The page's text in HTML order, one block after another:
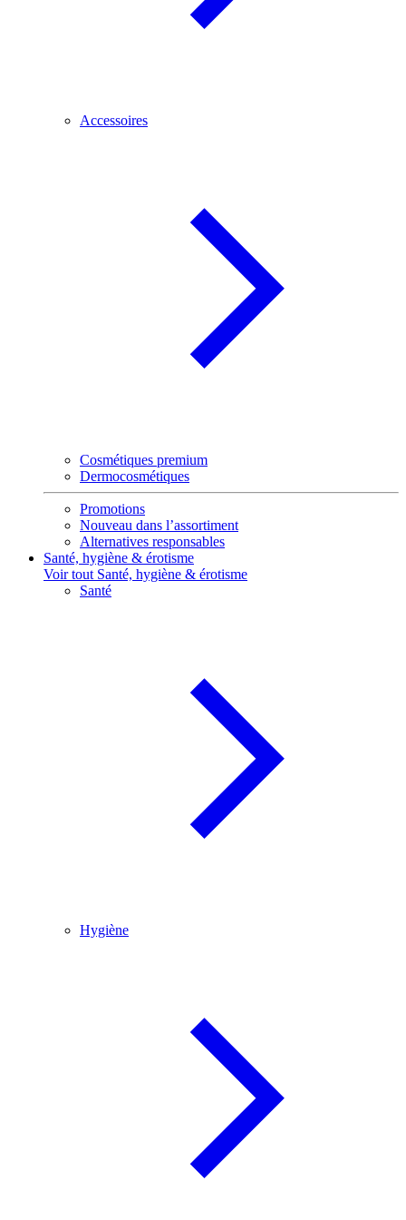
Accessoires
Cosmétiques premium
Dermocosmétiques
Promotions
Nouveau dans l’assortiment
Alternatives responsables
Santé, hygiène & érotisme
Voir tout Santé, hygiène & érotisme
Santé
Hygiène